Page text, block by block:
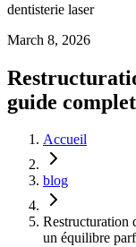
dentisterie laser
March 8, 2026
guide
Accueil
blog
Restructuration
un équilibre